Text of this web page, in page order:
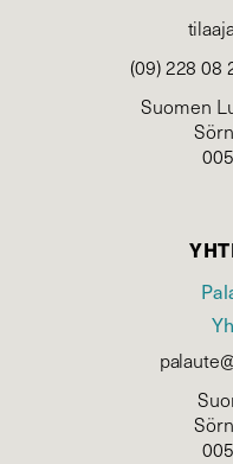
(09) 228 08
Suomen